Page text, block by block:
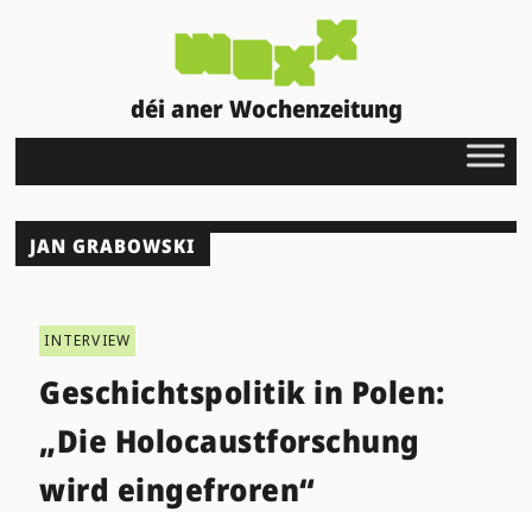
déi aner Wochenzeitung
JAN GRABOWSKI
INTERVIEW
Geschichtspolitik in Polen:
„Die Holocaustforschung
wird eingefroren“